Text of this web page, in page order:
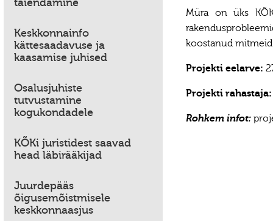
täiendamine
Keskkonnainfo
kättesaadavuse ja
kaasamise juhised
Osalusjuhiste
tutvustamine
kogukondadele
KÕKi juristidest saavad
head läbirääkijad
Juurdepääs
õigusemõistmisele
keskkonnaasjus
Müra on üks
koostanud
Projekti eelarve:
Projekti rahastaja:
Rohkem infot: